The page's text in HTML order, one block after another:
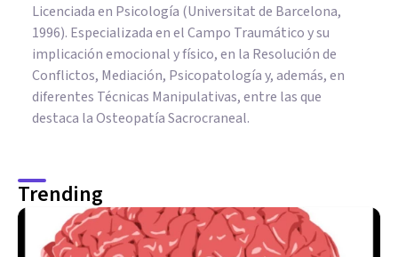
Licenciada en Psicología (Universitat de Barcelona,
1996). Especializada en el Campo Traumático y su
implicación emocional y físico, en la Resolución de
Conflictos, Mediación, Psicopatología y, además, en
diferentes Técnicas Manipulativas, entre las que
destaca la Osteopatía Sacrocraneal.
Trending